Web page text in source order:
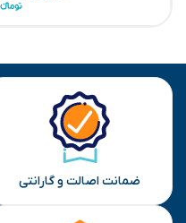
ضمانت اصالت و گارانتی